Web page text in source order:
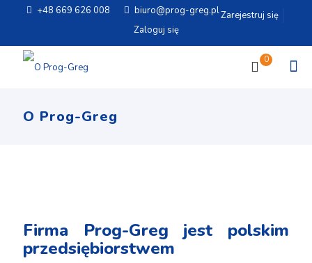
+48 669 626 008 biuro@prog-greg.plZarejestruj się
Zaloguj się
0
O Prog-Greg
Firma Prog-Greg jest polskim
przedsiębiorstwem